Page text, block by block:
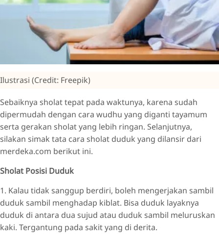
Ilustrasi (Credit: Freepik)
Sebaiknya sholat tepat pada waktunya, karena sudah
dipermudah dengan cara wudhu yang diganti tayamum
serta gerakan sholat yang lebih ringan. Selanjutnya,
silakan simak tata cara sholat duduk yang dilansir dari
merdeka.com berikut ini.
Sholat Posisi Duduk
1. Kalau tidak sanggup berdiri, boleh mengerjakan sambil
duduk sambil menghadap kiblat. Bisa duduk layaknya
duduk di antara dua sujud atau duduk sambil meluruskan
kaki. Tergantung pada sakit yang di derita.